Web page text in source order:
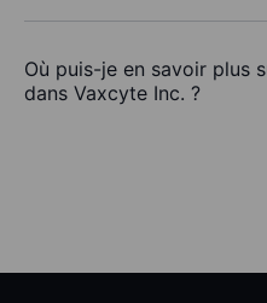
Où puis-je en savoir plus
dans Vaxcyte Inc. ?